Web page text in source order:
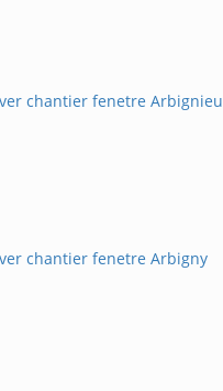
chantier fenetre Arbignieu
chantier fenetre Arbigny